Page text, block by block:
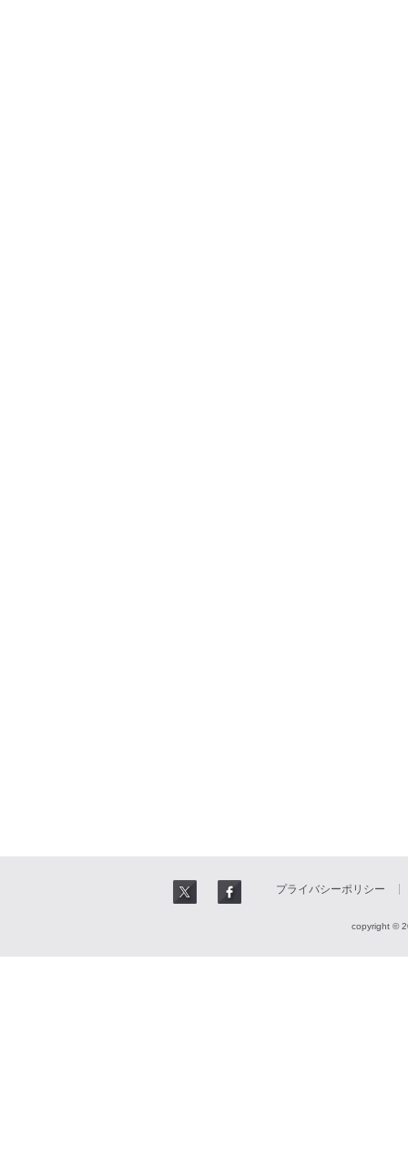
プライバシーポリシー
copyright ©